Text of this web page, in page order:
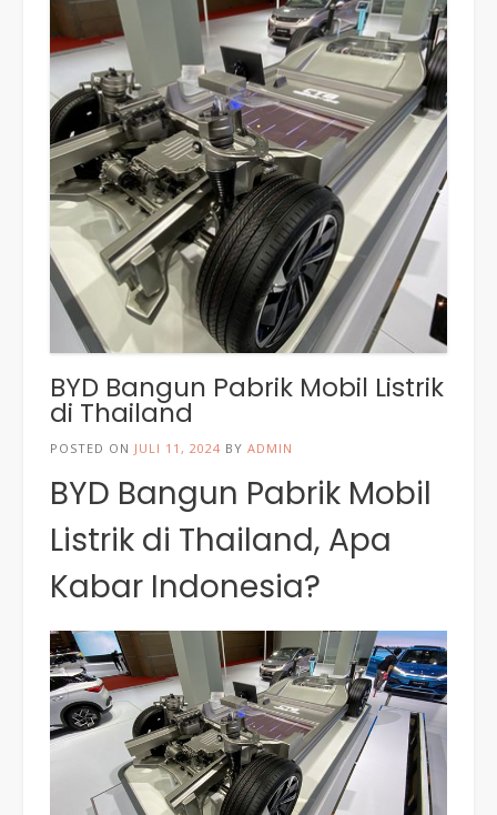
BYD Bangun Pabrik Mobil Listrik
di Thailand
POSTED ON JULI 11, 2024 BY ADMIN
BYD Bangun Pabrik Mobil
Listrik di Thailand, Apa
Kabar Indonesia?